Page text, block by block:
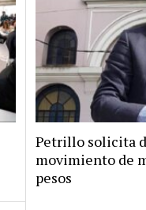
Petrillo solicita
movimiento de
pesos